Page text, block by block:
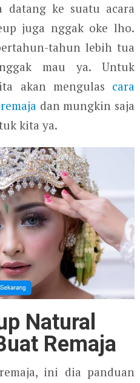
ke suatu acara
juga nggak oke lho.
tahun lebih tua
mau ya. Untuk
akan mengulas cara
dan mungkin saja
kita ya.
p Natural
Remaja
ini dia panduan